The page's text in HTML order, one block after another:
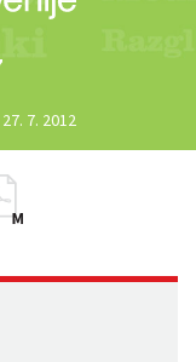
7. 2012